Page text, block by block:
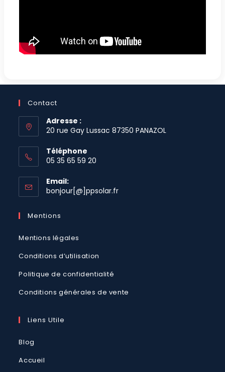
Contact
Adresse :
20 rue Gay Lussac 87350 PANAZOL
Téléphone
05 35 65 59 20
Email:
bonjour[@]ppsolar.frS’ouvre
Mentions
Mentions légales
Conditions d’utilisation
Politique de confidentialité
Conditions générales de vente
Liens Utile
Blog
Accueil